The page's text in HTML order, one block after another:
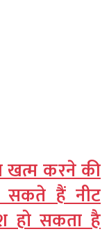
खत्म करने की
सकते हैं नीट
हो सकता है